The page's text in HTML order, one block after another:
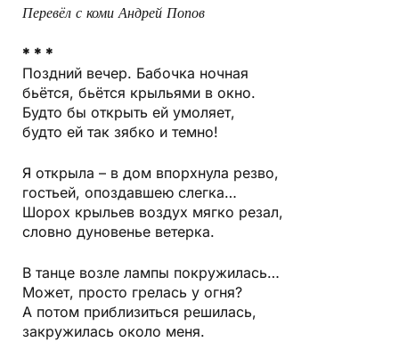
Перевёл с коми Андрей Попов
* * *
Поздний вечер. Бабочка ночная
бьётся, бьётся крыльями в окно.
Будто бы открыть ей умоляет,
будто ей так зябко и темно!
Я открыла – в дом впорхнула резво,
гостьей, опоздавшею слегка…
Шорох крыльев воздух мягко резал,
словно дуновенье ветерка.
В танце возле лампы покружилась…
Может, просто грелась у огня?
А потом приблизиться решилась,
закружилась около меня.